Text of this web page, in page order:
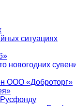
ситуациях
новогодних
ООО «Доброторг»